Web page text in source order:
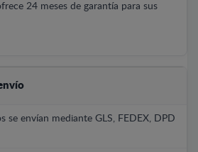
24 meses de garantía para sus
se envían mediante GLS, FEDEX, DPD